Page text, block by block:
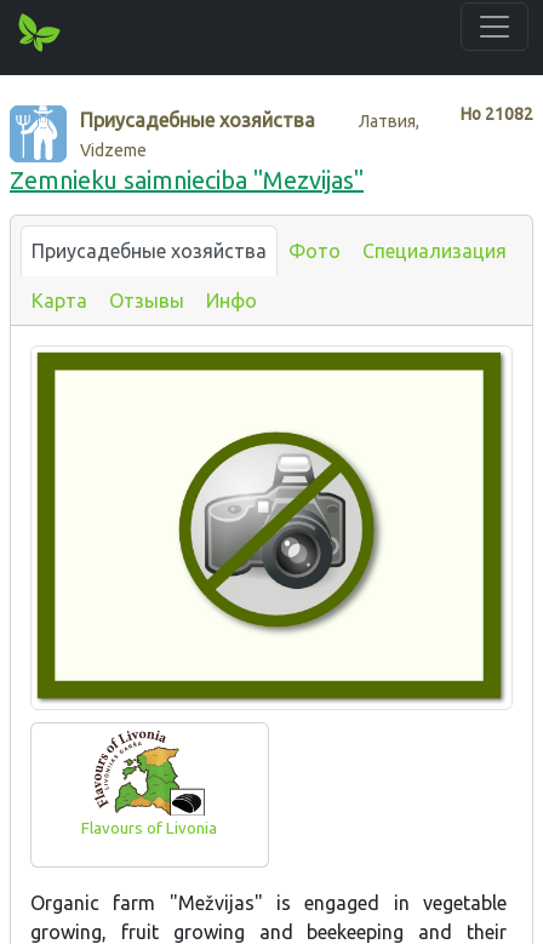
Нo 21082
Приусадебные хозяйства
Латвия,
Vidzeme
Zemnieku saimnieciba "Mezvijas"
Приусадебные хозяйства Фото Специализация
Карта Отзывы Инфо
Flavours of Livonia
Organic farm "Mežvijas" is engaged in vegetable
growing, fruit growing and beekeeping and their